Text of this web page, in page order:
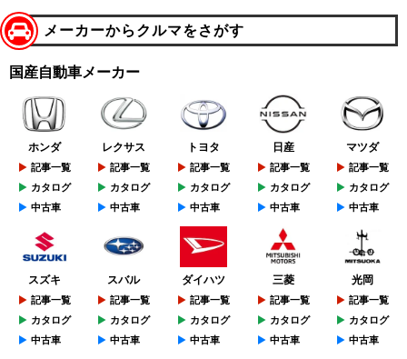
メーカーからクルマをさがす
国産自動車メーカー
ホンダ
記事一覧
カタログ
中古車
レクサス
記事一覧
カタログ
中古車
トヨタ
記事一覧
カタログ
中古車
日産
記事一覧
カタログ
中古車
マツダ
記事一覧
カタログ
中古車
スズキ
記事一覧
カタログ
中古車
スバル
記事一覧
カタログ
中古車
ダイハツ
記事一覧
カタログ
中古車
三菱
記事一覧
カタログ
中古車
光岡
記事一覧
カタログ
中古車